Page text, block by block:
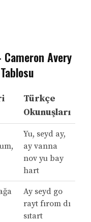
Cameron Avery
Türkçe
Okunuşları
Yu, seyd ay,
ay vanna
nov yu bay
hart
Ay seyd go
rayt fırom dı
sıtart